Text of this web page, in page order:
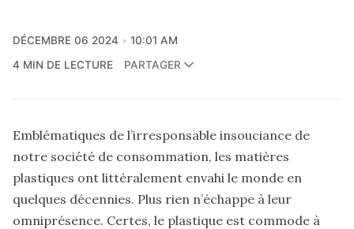
DÉCEMBRE 06 2024
10:01 AM
4 MIN DE LECTURE
PARTAGER
Emblématiques de l’irresponsable insouciance de
notre société de consommation, les matières
plastiques ont littéralement envahi le monde en
quelques décennies. Plus rien n’échappe à leur
omniprésence. Certes, le plastique est commode à